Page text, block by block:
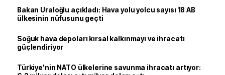
Bakan Uraloğlu açıkladı: Hava yolu yolcu sayısı 18 AB
ülkesinin nüfusunu geçti
Soğuk hava depoları kırsal kalkınmayı ve ihracatı
güçlendiriyor
Türkiye'nin NATO ülkelerine savunma ihracatı artıyor: